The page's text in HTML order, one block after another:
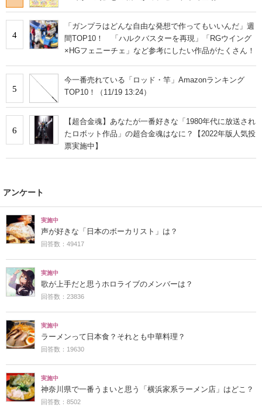
4
「ガンプラはどんな自由な発想で作ってもいいんだ」週
間TOP10！ 「ハルクバスターを再現」「RGウイング
×HGフェニーチェ」など参考にしたい作品がたくさん！
5
今一番売れている「ロッド・竿」Amazonランキング
TOP10！（11/19 13:24）
6
【超合金魂】あなたが一番好きな「1980年代に放送され
たロボット作品」の超合金魂はなに？【2022年版人気投
票実施中】
アンケート
実施中
声が好きな「日本のボーカリスト」は？
回答数：49417
実施中
歌が上手だと思うホロライブのメンバーは？
回答数：23836
実施中
ラーメンって日本食？それとも中華料理？
回答数：19630
実施中
神奈川県で一番うまいと思う「横浜家系ラーメン店」はどこ？
回答数：8502